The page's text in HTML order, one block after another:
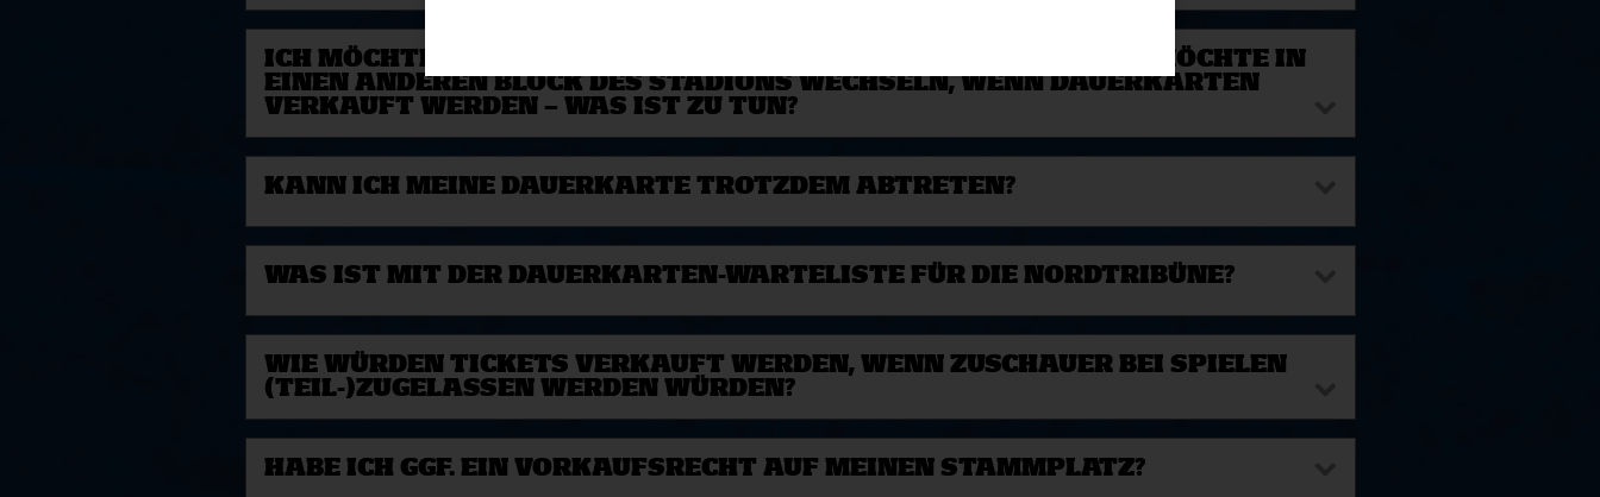
ICH MÖCHTE MEINEN BISHERIGEN STAMMPLATZ WECHSELN UND MÖCHTE IN
EINEN ANDEREN BLOCK DES STADIONS WECHSELN, WENN DAUERKARTEN
VERKAUFT WERDEN – WAS IST ZU TUN?
KANN ICH MEINE DAUERKARTE TROTZDEM ABTRETEN?
WAS IST MIT DER DAUERKARTEN-WARTELISTE FÜR DIE NORDTRIBÜNE?
WIE WÜRDEN TICKETS VERKAUFT WERDEN, WENN ZUSCHAUER BEI SPIELEN
(TEIL-)ZUGELASSEN WERDEN WÜRDEN?
HABE ICH GGF. EIN VORKAUFSRECHT AUF MEINEN STAMMPLATZ?